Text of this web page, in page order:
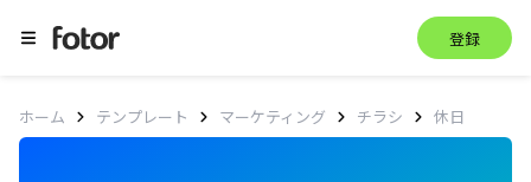
登録
ホーム テンプレート マーケティング チラシ 休日